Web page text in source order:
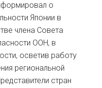
о
Японии в
члена Совета
ООН, в
осветив работу
региональной
стран